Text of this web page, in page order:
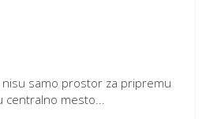
samo prostor za pripremu
centralno mesto...